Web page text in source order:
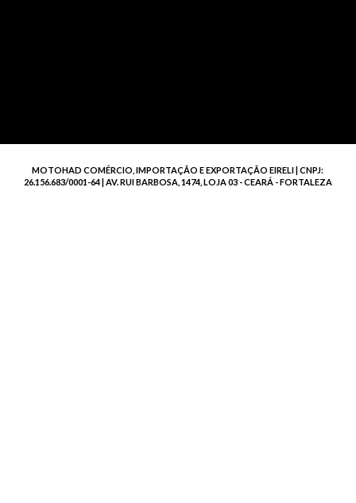
MOTOHAD COMÉRCIO, IMPORTAÇÃO E EXPORTAÇÃO EIRELI | CNPJ:
26.156.683/0001-64 | AV. RUI BARBOSA, 1474, LOJA 03 - CEARÁ - FORTALEZA